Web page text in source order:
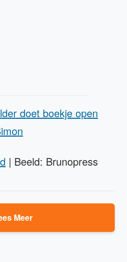
doet boekje open
| Beeld: Brunopress
Meer